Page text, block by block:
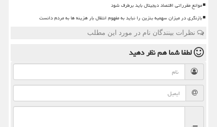
موانع مقرراتی اقتصاد دیجیتال باید برطرف شود
بازنگری در میزان سهمیه بنزین را نباید به مفهوم انتقال بار هزینه ها به مردم دانست
نظرات بینندگان نام در مورد این مطلب
لطفا شما همنظر دهید